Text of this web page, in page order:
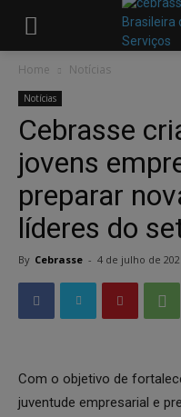
Home Notícias
Notícias
Cebrasse
jovens
preparar
líderes do
By Cebrasse - 4 de julho de
Com o objetivo de
juventude empresarial e